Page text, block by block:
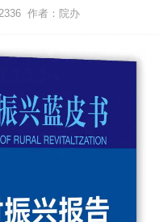
2336 作者：院办